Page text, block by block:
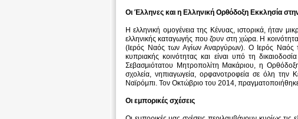
Οι Έλληνες και η Ελληνική Ορθόδοξη Εκκλησία
Η ελληνική ομογένεια της Κένυας, ιστορικά, ήταν
ελληνικής καταγωγής που ζουν στη χώρα. Η
(Ιερός Ναός των Αγίων Αναργύρων). Ο Ιερός Ναός
κυπριακής κοινότητας και είναι υπό τη
Σεβασμιότατου Μητροπολίτη Μακάριου, η
σχολεία, νηπιαγωγεία, ορφανοτροφεία σε όλη την
Ναϊρόμπι. Τον Οκτώβριο του 2014,
Οι εμπορικές σχέσεις